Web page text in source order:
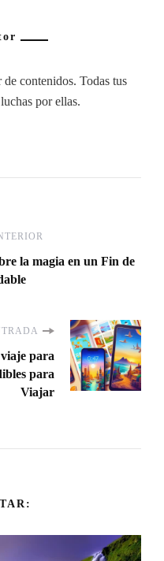
contenidos. Todas tus
por ellas.
la magia en un Fin de
para
para
Viajar